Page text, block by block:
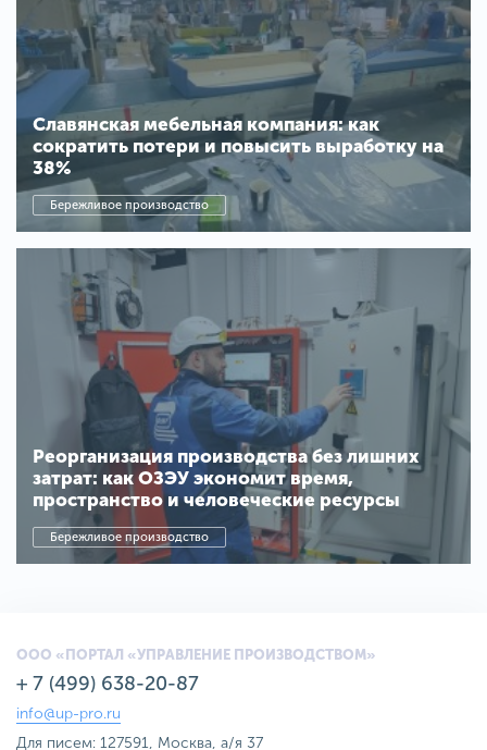
Славянская мебельная компания: как
сократить потери и повысить выработку на
38%
Бережливое производство
Реорганизация производства без лишних
затрат: как ОЗЭУ экономит время,
пространство и человеческие ресурсы
Бережливое производство
ООО «ПОРТАЛ «УПРАВЛЕНИЕ ПРОИЗВОДСТВОМ»
+ 7 (499) 638-20-87
info@up-pro.ru
Для писем: 127591, Москва, а/я 37